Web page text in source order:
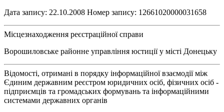
Дата запису: 22.10.2008 Номер запису: 12661020000031658
Місцезнаходження реєстраційної справи
Ворошиловське районне управління юстиції у місті Донецьку
Відомості, отримані в порядку інформаційної взаємодії між
Єдиним державним реєстром юридичних осіб, фізичних осіб -
підприємців та громадських формувань та інформаційними
системами державних органів